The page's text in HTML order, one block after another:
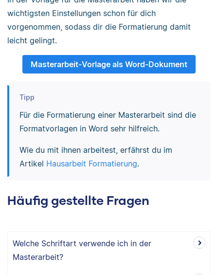
wichtigsten Einstellungen schon für dich
vorgenommen, sodass dir die Formatierung damit
leicht gelingt.
Masterarbeit-Vorlage als Word-Dokument
Tipp
Für die Formatierung einer Masterarbeit sind die
Formatvorlagen in Word sehr hilfreich.
Wie du mit ihnen arbeitest, erfährst du im
Artikel Hausarbeit Formatierung.
Häufig gestellte Fragen
Welche Schriftart verwende ich in der
Masterarbeit?